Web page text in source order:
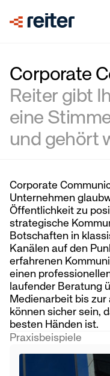
Corporate
Reiter gibt
eine
und gehört
Corporate
Unternehmen
Öffentlichkeit zu
strategische
Botschaften in
Kanälen auf den
erfahrenen
einen
laufender Beratung
Medienarbeit bis
können sicher sein,
besten Händen ist.
Praxisbeispiele